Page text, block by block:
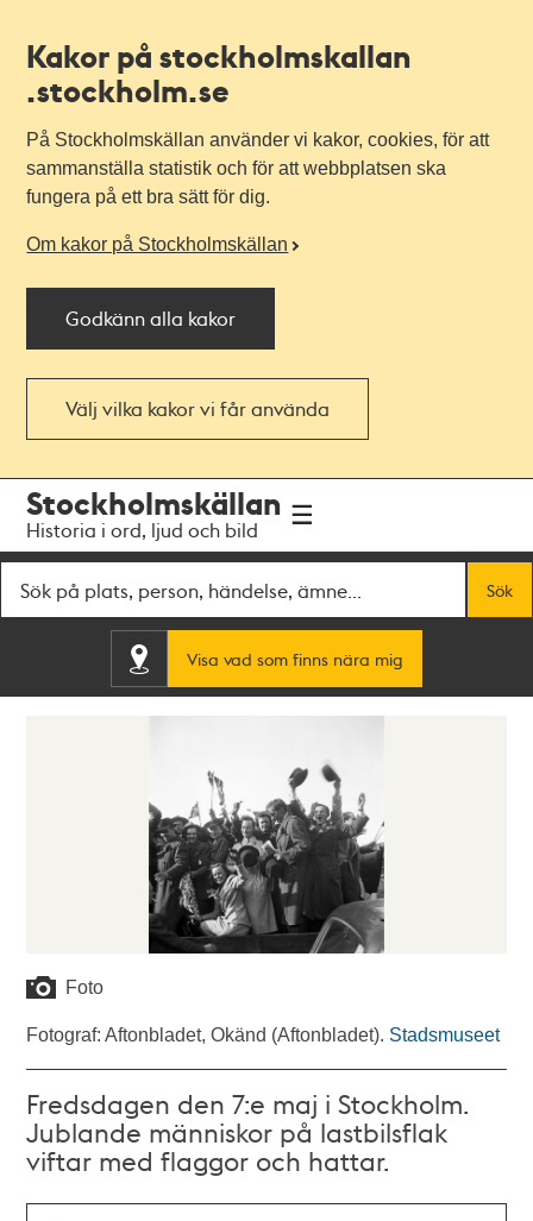
Kakor på stockholmskallan
.stockholm.se
På Stockholmskällan använder vi kakor, cookies, för att
sammanställa statistik och för att webbplatsen ska
fungera på ett bra sätt för dig.
Om kakor på Stockholmskällan
Godkänn alla kakor
Välj vilka kakor vi får använda
navigationen
huvudinnehållet
Stockholmskällan
Historia i ord, ljud och bild
Sök
Visa vad som finns nära mig
Foto
Fotograf: Aftonbladet, Okänd (Aftonbladet). Stadsmuseet
Fredsdagen den 7:e maj i Stockholm.
Jublande människor på lastbilsflak
viftar med flaggor och hattar.